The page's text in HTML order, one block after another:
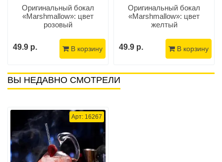
Оригинальный бокал
«Marshmallow»: цвет
розовый
49.9 р. В корзину
Оригинальный бокал
«Marshmallow»: цвет
желтый
49.9 р. В корзину
ВЫ НЕДАВНО СМОТРЕЛИ
Арт: 16267